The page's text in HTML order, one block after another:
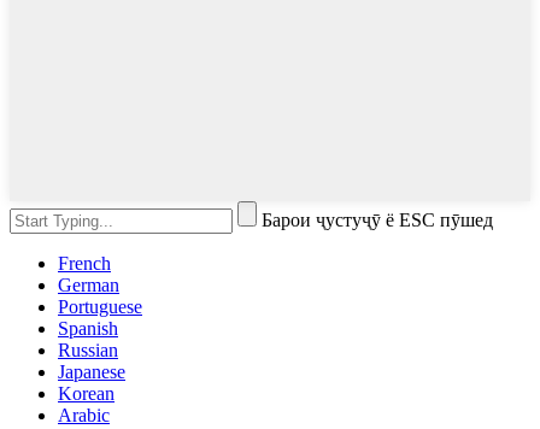
Барои ҷустуҷӯ ё ESC пӯшед
French
German
Portuguese
Spanish
Russian
Japanese
Korean
Arabic